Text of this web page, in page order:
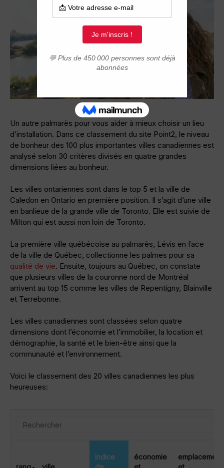
Un autre palmarès pour vous aider à mieux choisir un lieu
d’installation. Dans ce classement du site Point2, le niveau
de bonheur des 100 plus importantes villes canadiennes est
analysé selon 30 critères divisés en quatre grandes
dimensions liées au bonheur.
Les villes ontariennes sont dans le top 5 et la ville de
Caledon en Ontario en première position. Il s’agit d’une ville
en banlieue de la grande ville de Toronto. Elle est suivie de
Milton qui est aussi non loin de Toronto.
La première ville québécoise au palmarès, Lévis en face
de la ville de Québec, collectionne les palmes pour sa
qualité de vie. Ensuite, toujours au Québec, on constate
que plusieurs villes de la couronne nord de Montréal
arrivent au top 15 comme les villes de Repentigny, Blainville
et Terrebonne.
Les villes canadiennes sont classées selon quatre
dimensions dont l’économie et l’immobilier, la location et
démographie, la santé et le bien-être ainsi que la
communauté et l’environnement.
Voici le classement des 20 villes canadiennes les plus
heureuses:
Search
indice
économie
emplacement